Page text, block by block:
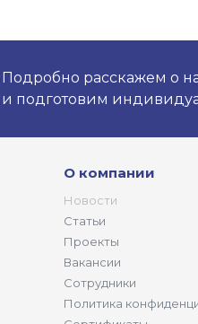
Подробно расскажем о
и подготовим
О компании
Новости
Статьи
Проекты
Вакансии
Сотрудники
Политика